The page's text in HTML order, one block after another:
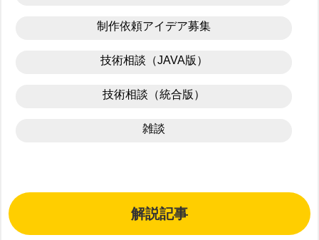
制作依頼アイデア募集
技術相談（JAVA版）
技術相談（統合版）
雑談
解説記事